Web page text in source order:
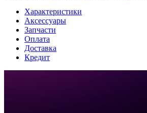
Характеристики
Аксессуары
Запчасти
Оплата
Доставка
Кредит